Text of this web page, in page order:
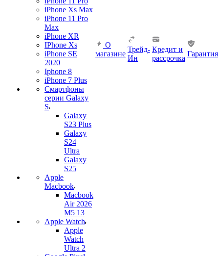
iPhone Xs Max
iPhone 11 Pro
Max
iPhone XR
IPhone Xs
iPhone SE
2020
Iphone 8
iPhone 7 Plus
Смартфоны
серии Galaxy
S
Galaxy
S23 Plus
Galaxy
S24
Ultra
Galaxy
S25
Apple
Macbook
Macbook
Air 2026
M5 13
Apple Watch
Apple
Watch
Ultra 2
О
магазине
Трейд-
Ин
Кредит и
рассрочка
Гарантия